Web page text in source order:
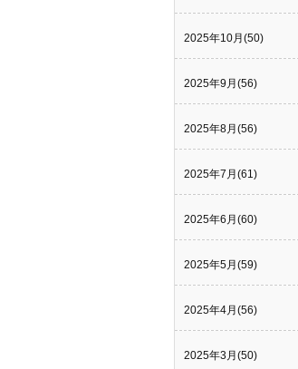
2025年10月(50)
2025年9月(56)
2025年8月(56)
2025年7月(61)
2025年6月(60)
2025年5月(59)
2025年4月(56)
2025年3月(50)